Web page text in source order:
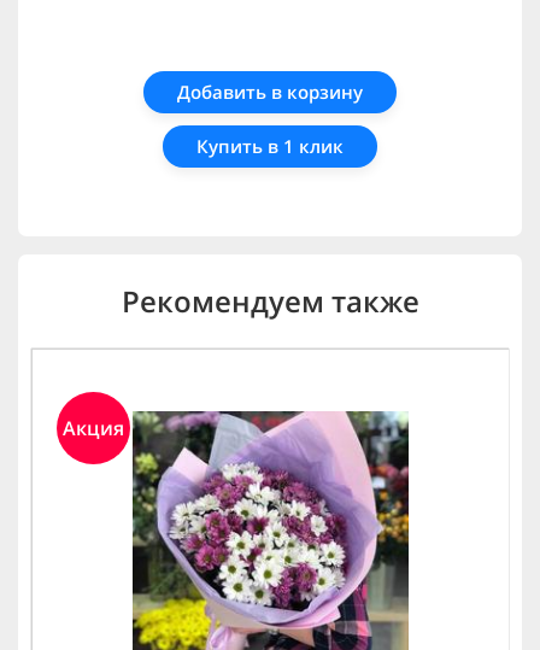
Добавить в корзину
Купить в 1 клик
Рекомендуем также
Акция